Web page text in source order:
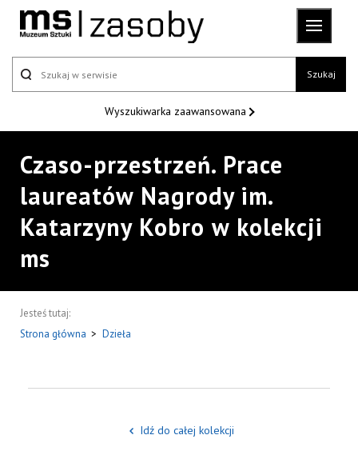
Szukaj
Wyszukiwarka zaawansowana
Czaso-przestrzeń. Prace
laureatów Nagrody im.
Katarzyny Kobro w kolekcji
ms
Jesteś tutaj:
Strona główna > Dzieła
Idź do całej kolekcji